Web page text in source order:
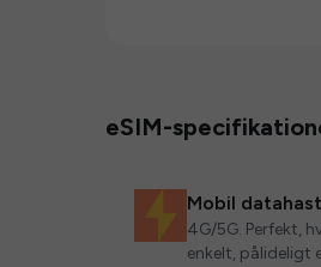
eSIM-
Mobil
4G/5G. Perfekt,
enkelt, pålideligt